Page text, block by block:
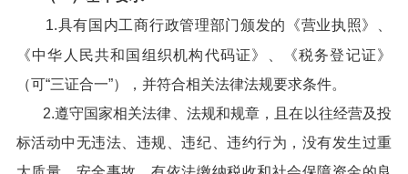
1.具有国内工商行政管理部门颁发的《营业执照》、
《中华人民共和国组织机构代码证》、《税务登记证》
（可“三证合一”），并符合相关法律法规要求条件。
2.遵守国家相关法律、法规和规章，且在以往经营及投
标活动中无违法、违规、违纪、违约行为，没有发生过重